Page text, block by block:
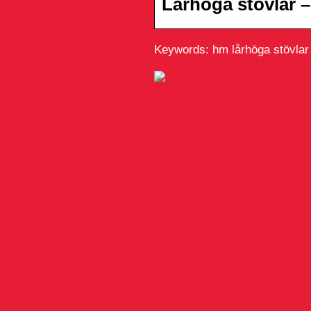
Keywords: hm lårhöga stövlar